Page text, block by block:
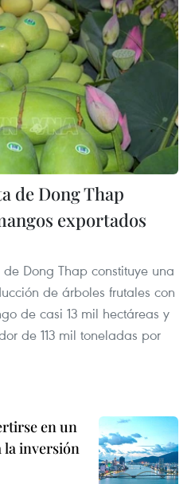
de Dong Thap
exportados
Dong Thap constituye una
de árboles frutales con
de casi 13 mil hectáreas y
de 113 mil toneladas por
en un
la inversión